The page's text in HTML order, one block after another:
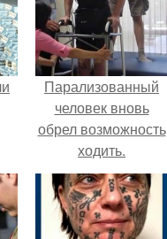
Парализованный
человек вновь
обрел возможность
ходить.